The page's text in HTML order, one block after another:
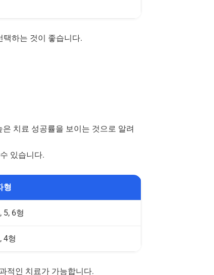
택하는 것이 좋습니다.
은 치료 성공률을 보이는 것으로 알려
있습니다.
형
5, 6형
4형
적인 치료가 가능합니다.